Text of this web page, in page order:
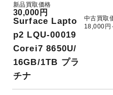
Surface Lapto
p2 LQU-00019
Corei7 8650U/
16GB/1TB プラ
チナ
新品買取価格
30,000円
中古買取
18,000円